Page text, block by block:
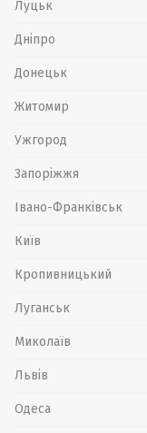
Луцьк
Дніпро
Донецьк
Житомир
Ужгород
Запоріжжя
Івано-Франківськ
Київ
Кропивницький
Луганськ
Миколаїв
Львів
Одеса